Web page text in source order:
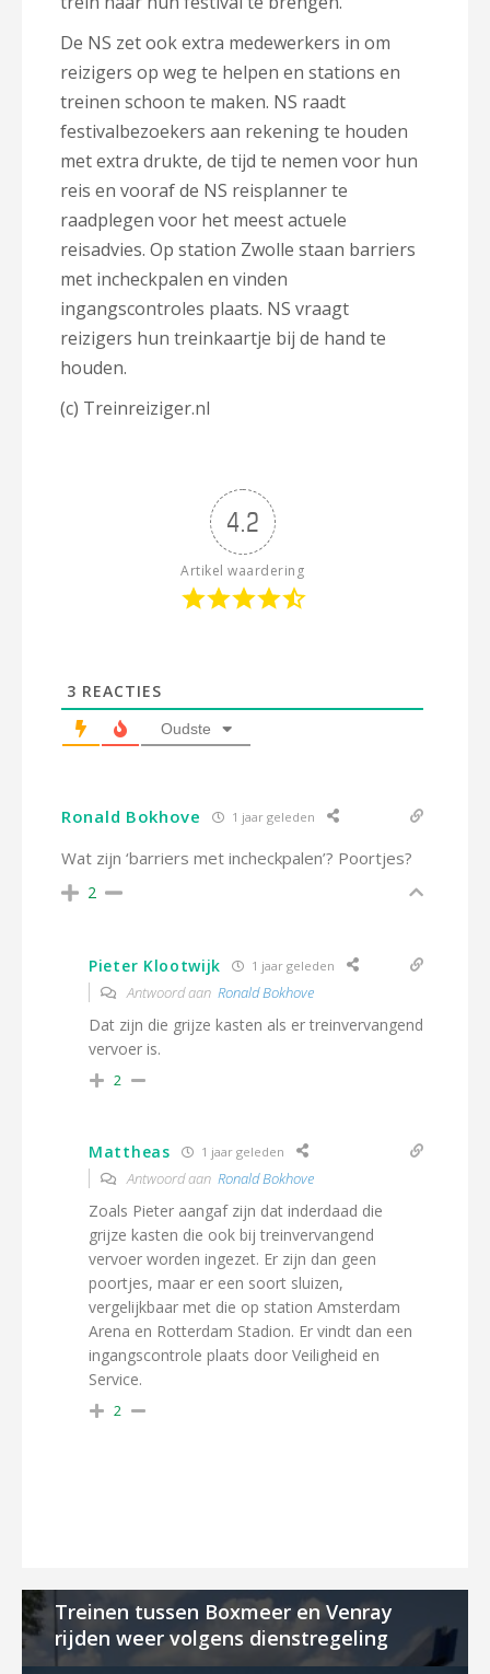
De NS zet ook extra medewerkers in om
reizigers op weg te helpen en stations en
treinen schoon te maken. NS raadt
festivalbezoekers aan rekening te houden
met extra drukte, de tijd te nemen voor hun
reis en vooraf de NS reisplanner te
raadplegen voor het meest actuele
reisadvies. Op station Zwolle staan barriers
met incheckpalen en vinden
ingangscontroles plaats. NS vraagt
reizigers hun treinkaartje bij de hand te
houden.
(c) Treinreiziger.nl
4.2
Artikel waardering
3 REACTIES
Oudste
Ronald Bokhove 1 jaar geleden
Wat zijn ‘barriers met incheckpalen’? Poortjes?
2
Pieter Klootwijk 1 jaar geleden
Antwoord aan Ronald Bokhove
Dat zijn die grijze kasten als er treinvervangend
vervoer is.
2
Mattheas 1 jaar geleden
Antwoord aan Ronald Bokhove
Zoals Pieter aangaf zijn dat inderdaad die
grijze kasten die ook bij treinvervangend
vervoer worden ingezet. Er zijn dan geen
poortjes, maar er een soort sluizen,
vergelijkbaar met die op station Amsterdam
Arena en Rotterdam Stadion. Er vindt dan een
ingangscontrole plaats door Veiligheid en
Service.
2
Treinen tussen Boxmeer en Venray
rijden weer volgens dienstregeling